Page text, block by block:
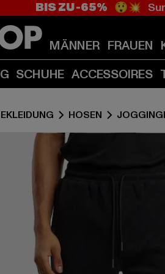
BIS ZU -65% 😲💥
MÄNNER FRAUEN
SCHUHE ACCESSOIRES
HOSEN